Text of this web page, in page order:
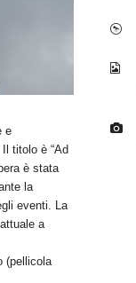
e
titolo è “Ad
è stata
la
eventi. La
a
(pellicola